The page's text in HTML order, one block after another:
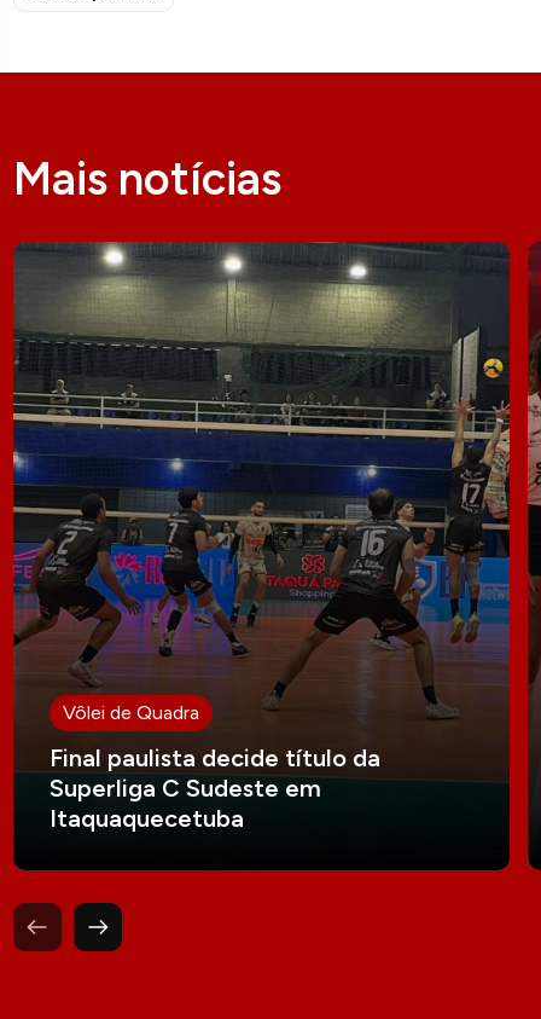
Mais notícias
Vôlei de Quadra
Final paulista decide título da
Superliga C Sudeste em
Itaquaquecetuba